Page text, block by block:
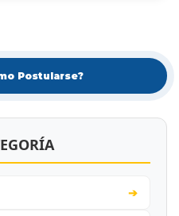
Postularse?
➔